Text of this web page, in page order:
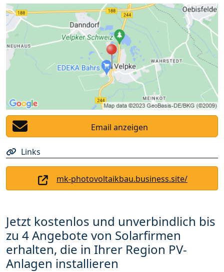
Email anzeigen
Links
mk-photovoltaikbau.business.site/
Jetzt kostenlos und unverbindlich bis
zu 4 Angebote von Solarfirmen
erhalten, die in Ihrer Region PV-
Anlagen installieren